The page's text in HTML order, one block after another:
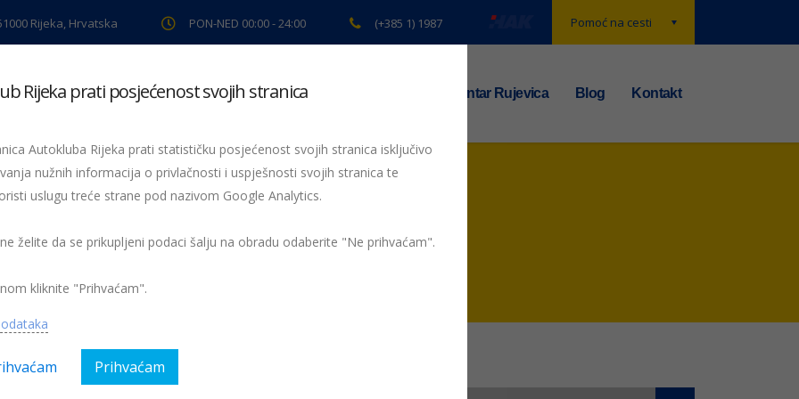
Pomoć na cesti
Rijeka, Hrvatska PON-NED 00:00 - 24:00 (+385 1) 1987
pregled Pomoć na cesti Servis Preventiva TS centar Rujevica Blog Kontakt
Recidivistu prva prijava za obijesnu vožnju
za obijesnu vožnju
Rijeka prati posjećenost svojih stranica
Autokluba Rijeka prati statističku posjećenost svojih stranica isključivo
nužnih informacija o privlačnosti i uspješnosti svojih stranica te
uslugu treće strane pod nazivom Google Analytics.
želite da se prikupljeni podaci šalju na obradu odaberite "Ne prihvaćam".
kliknite "Prihvaćam".
Prihvaćam